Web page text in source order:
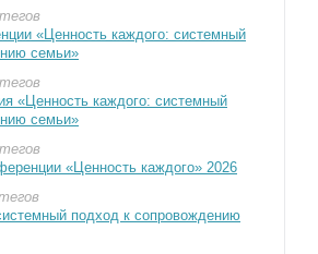
«Ценность каждого: системный
семьи»
«Ценность каждого: системный
семьи»
«Ценность каждого» 2026
подход к сопровождению